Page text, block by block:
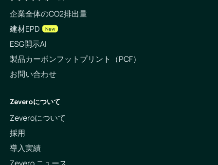
企業全体のCO2排出量
建材EPD
New
ESG開示AI
製品カーボンフットプリント（PCF）
お問い合わせ
Zeveroについて
Zeveroについて
採用
導入実績